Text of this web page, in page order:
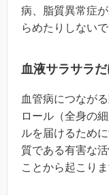
病、脂質異常症
らめたりしないで
血液サラサラ
血管病につなが
ロール（全身の
ルを届けるため
質である有害な
ことから起こりま